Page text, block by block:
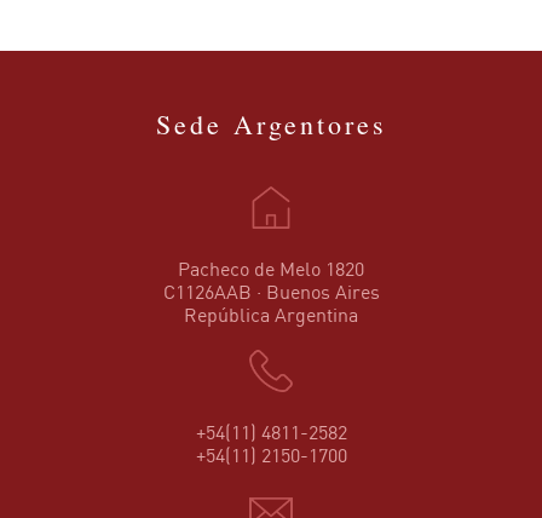
Sede Argentores
Pacheco de Melo 1820
C1126AAB · Buenos Aires
República Argentina
+54(11) 4811-2582
+54(11) 2150-1700